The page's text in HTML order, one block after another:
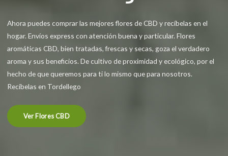
Ahora puedes comprar las mejores flores de CBD y recíbelas en el
hogar. Envíos express con atención buena y particular. Flores
aromáticas CBD, bien tratadas, frescas y secas, goza el verdadero
aroma y sus beneficios. De cultivo de proximidad y ecológico, por el
hecho de que queremos para ti lo mismo que para nosotros.
Recíbelas en Tordellego
Ver Flores CBD